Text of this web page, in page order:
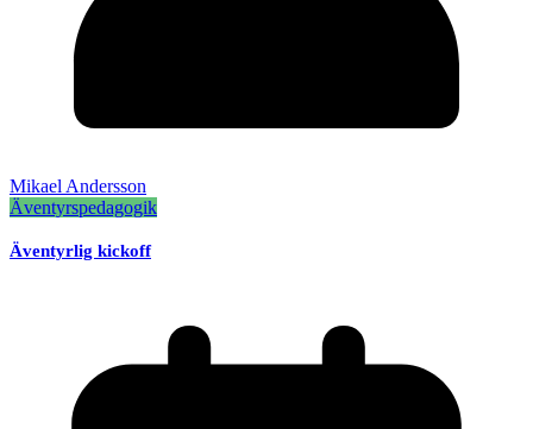
Mikael Andersson
Äventyrspedagogik
Äventyrlig kickoff